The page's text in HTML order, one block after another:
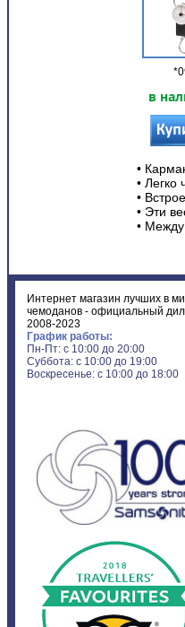
в
•
• Легко
•
• Эти
•
Интернет магазин лучших в
чемоданов - официальный
2008-2023
График работы:
Пн-Пт: с 10:00 до 20:00
Суббота: с 10:00 до 19:00
Воскресенье: с 10:00 до 18:00